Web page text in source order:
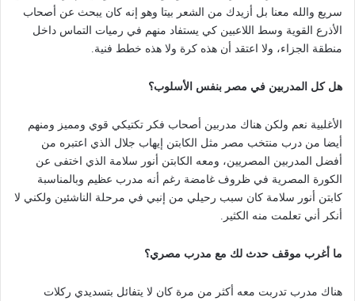
سريع والله معنا بل أزيدك من الشعر بيتا وهو إنه كان يبحث عن أصحاب
الأذرع القوية وسط اللاعبين كي يستفاد منهم في رميات التماس داخل
منطقة الجزاء، ولا اعتقد أن هذه كرة ولا هذه خطط فنية.
هل كل المدربين في مصر بنفس الأسلوب؟
الأغلبية نعم ولكن هناك مدربين أصحاب فكر تكتيكي قوي ومميز ومنهم
أيضا من درب منتخب مصر مثل الكابتن إيهاب جلال الذي اعتبره من
أفضل المدربين المصريين، ومعه الكابتن أنور سلامة الذي اختفى عن
الكورة المصرية في ظروف غامضة رغم أنه مدرب عظيم وبالمناسبة
كابتن أنور سلامة كان سبب رحيلي من إنبي في مرحلة الناشئين ولكني لا
أنكر أني تعلمت منه الكثير.
ما أغرب موقف حدث لك مع مدرب مصري؟
هناك مدرب تدربت معه أكثر من مرة كان لا يتفائل بتسديدي ركلات